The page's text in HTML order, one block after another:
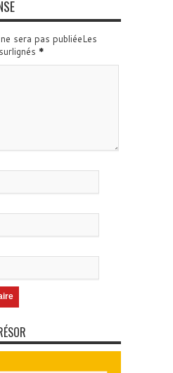
sera pas publiéeLes
*